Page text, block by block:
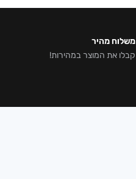
משלוח מהיר
קבלו את המוצר במהירות!